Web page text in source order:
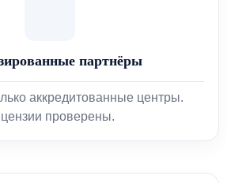
партнёры
аккредитованные центры.
проверены.